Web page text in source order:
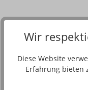
Beschreibung
Das Gehäuse ist aus
sich ein Schlüsselring
Wir
Diese Website
Erfahrung bieten